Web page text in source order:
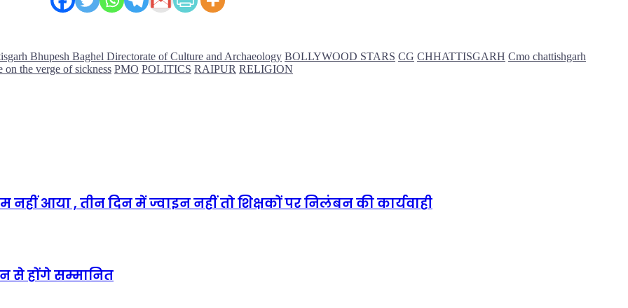
Bhupesh Baghel Directorate of Culture and Archaeology BOLLYWOOD STARS CG CHHATTISGARH Cmo chattishgarh
on the verge of sickness PMO POLITICS RAIPUR RELIGION
आया , तीन दिन में ज्वाइन नहीं तो शिक्षकों पर निलंबन की कार्यवाही
से होंगे सम्मानित